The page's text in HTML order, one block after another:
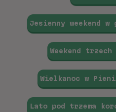
Jesienny weekend w
Weekend
Wielkanoc w
Lato pod trzema